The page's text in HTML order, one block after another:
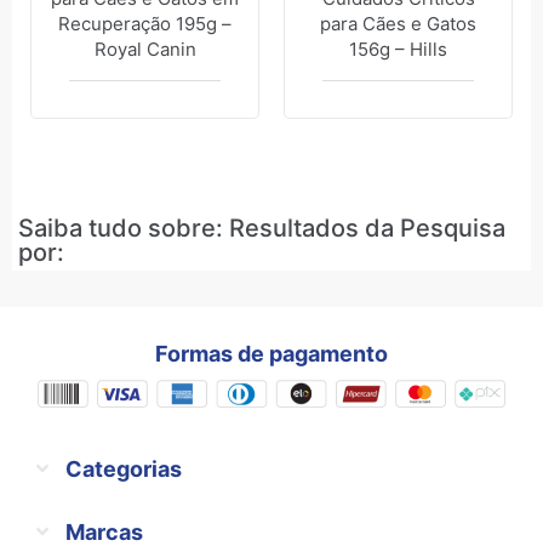
Recuperação 195g –
Royal Canin
para Cães e Gatos
156g – Hills
Saiba tudo sobre: Resultados da Pesquisa
por:
Formas de pagamento
Categorias
Marcas